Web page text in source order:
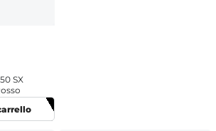
SX